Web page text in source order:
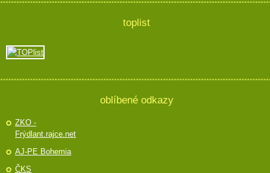
toplist
oblíbené odkazy
ZKO -
Frýdlant.rajce.net
AJ-PE Bohemia
ČKS